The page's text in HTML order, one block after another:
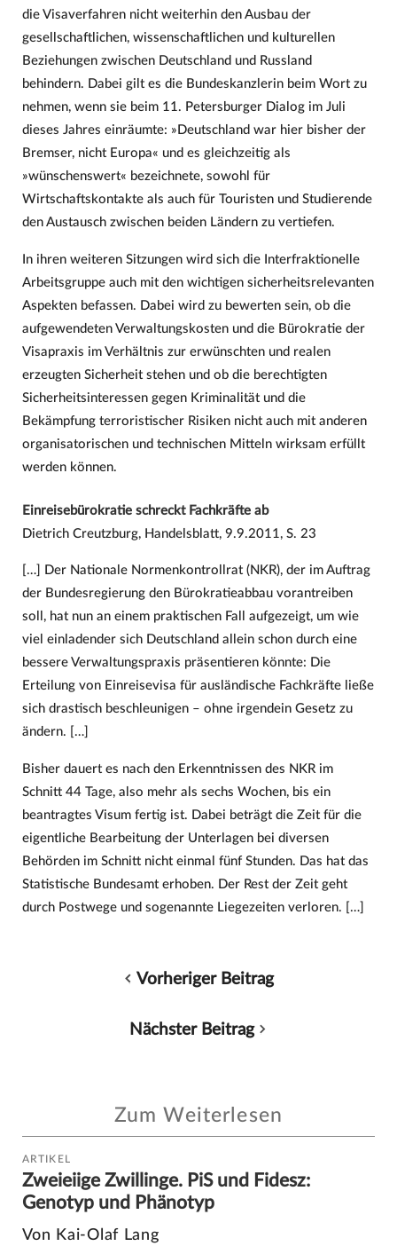
die Visaverfahren nicht weiterhin den Ausbau der
gesellschaftlichen, wissenschaftlichen und kulturellen
Beziehungen zwischen Deutschland und Russland
behindern. Dabei gilt es die Bundeskanzlerin beim Wort zu
nehmen, wenn sie beim 11. Petersburger Dialog im Juli
dieses Jahres einräumte: »Deutschland war hier bisher der
Bremser, nicht Europa« und es gleichzeitig als
»wünschenswert« bezeichnete, sowohl für
Wirtschaftskontakte als auch für Touristen und Studierende
den Austausch zwischen beiden Ländern zu vertiefen.
In ihren weiteren Sitzungen wird sich die Interfraktionelle
Arbeitsgruppe auch mit den wichtigen sicherheitsrelevanten
Aspekten befassen. Dabei wird zu bewerten sein, ob die
aufgewendeten Verwaltungskosten und die Bürokratie der
Visapraxis im Verhältnis zur erwünschten und realen
erzeugten Sicherheit stehen und ob die berechtigten
Sicherheitsinteressen gegen Kriminalität und die
Bekämpfung terroristischer Risiken nicht auch mit anderen
organisatorischen und technischen Mitteln wirksam erfüllt
werden können.
Einreisebürokratie schreckt Fachkräfte ab
Dietrich Creutzburg, Handelsblatt, 9.9.2011, S. 23
[…] Der Nationale Normenkontrollrat (NKR), der im Auftrag
der Bundesregierung den Bürokratieabbau vorantreiben
soll, hat nun an einem praktischen Fall aufgezeigt, um wie
viel einladender sich Deutschland allein schon durch eine
bessere Verwaltungspraxis präsentieren könnte: Die
Erteilung von Einreisevisa für ausländische Fachkräfte ließe
sich drastisch beschleunigen – ohne irgendein Gesetz zu
ändern. […]
Bisher dauert es nach den Erkenntnissen des NKR im
Schnitt 44 Tage, also mehr als sechs Wochen, bis ein
beantragtes Visum fertig ist. Dabei beträgt die Zeit für die
eigentliche Bearbeitung der Unterlagen bei diversen
Behörden im Schnitt nicht einmal fünf Stunden. Das hat das
Statistische Bundesamt erhoben. Der Rest der Zeit geht
durch Postwege und sogenannte Liegezeiten verloren. […]
Vorheriger Beitrag
Nächster Beitrag
Zum Weiterlesen
ARTIKEL
Zweieiige Zwillinge. PiS und Fidesz:
Genotyp und Phänotyp
Von Kai-Olaf Lang